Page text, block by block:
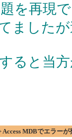
を再現
ました
ると当
Access MDBでエラーが